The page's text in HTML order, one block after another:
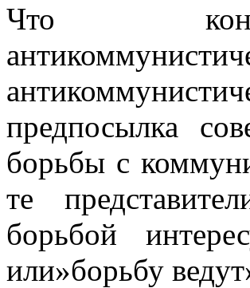
Что
предпосылка
борьбы с
те
борьбой
или»борьбу